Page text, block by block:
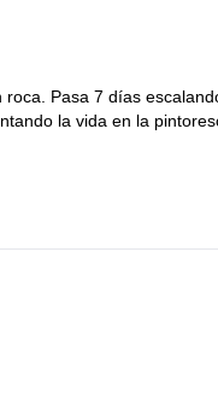
Pasa 7 días
la vida en la